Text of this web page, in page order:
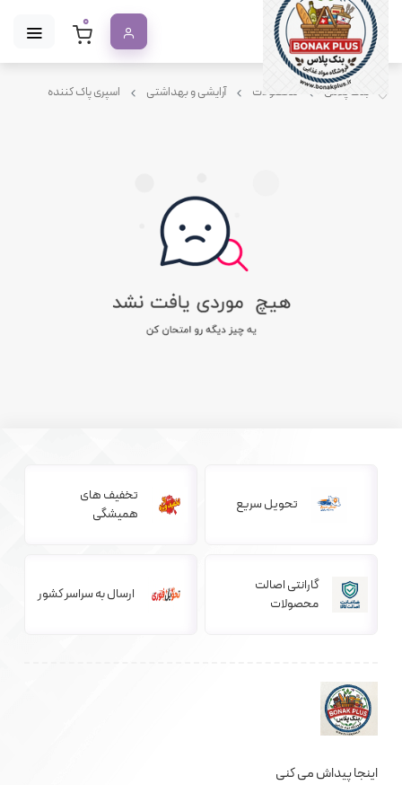
0
بنک پلاس محصولات آرایشی و بهداشتی اسپری پاک کننده
تحویل سریع
تخفیف های
همیشگی
گارانتی اصالت
محصولات
ارسال به سراسر کشور
اینجا پیداش می کنی